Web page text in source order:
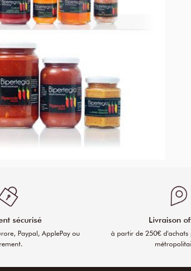
sécurisé
Paypal, ApplePay ou
Livraison
à partir de 250€ d'achats